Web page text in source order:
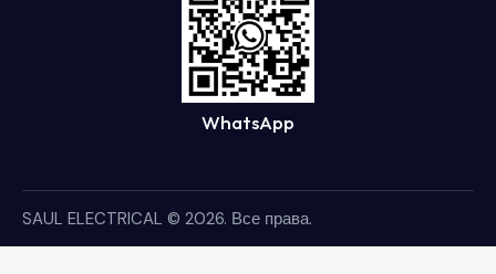
WhatsApp
SAUL ELECTRICAL © 2026. Все права.